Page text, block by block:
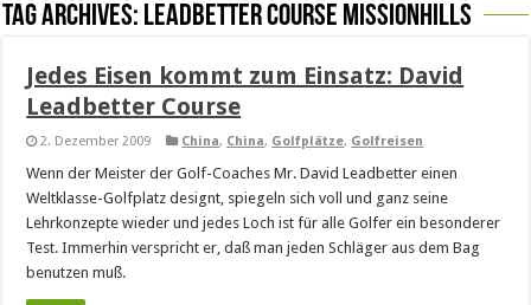
Tag Archives: Leadbetter Course Missionhills
Jedes Eisen kommt zum Einsatz: David
Leadbetter Course
2. Dezember 2009 China, China, Golfplätze, Golfreisen
Wenn der Meister der Golf-Coaches Mr. David Leadbetter einen
Weltklasse-Golfplatz designt, spiegeln sich voll und ganz seine
Lehrkonzepte wieder und jedes Loch ist für alle Golfer ein besonderer
Test. Immerhin verspricht er, daß man jeden Schläger aus dem Bag
benutzen muß.